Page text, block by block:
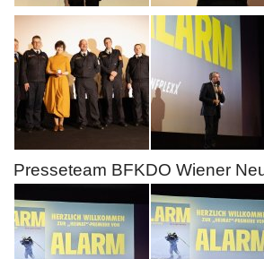
Presseteam BFKDO Wiener